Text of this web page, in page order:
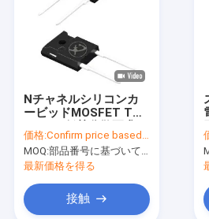
ビデオ
VRショー
工場 ツアー
品質管理
連絡 ください
Nチャネルシリコンカ
ービッドMOSFET TO-
価格:Confirm price based on part number
MOQ:部品番号に基づいて数値を確認
最新価格を得る
接触